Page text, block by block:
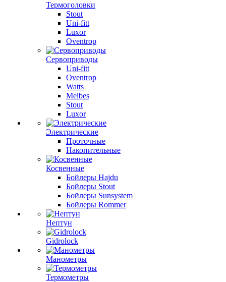
Термоголовки
Stout
Uni-fitt
Luxor
Oventrop
Сервоприводы
Uni-fitt
Oventrop
Watts
Meibes
Stout
Luxor
Электрические
Проточные
Накопительные
Косвенные
Бойлеры Hajdu
Бойлеры Stout
Бойлеры Sunsystem
Бойлеры Rommer
Нептун
Gidrolock
Манометры
Термометры